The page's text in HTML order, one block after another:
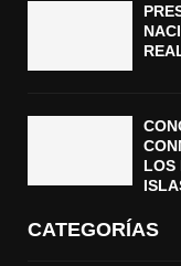
LOS
CATEGORÍAS